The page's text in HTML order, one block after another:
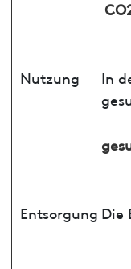
Nutzung
In
Entsorgung Die